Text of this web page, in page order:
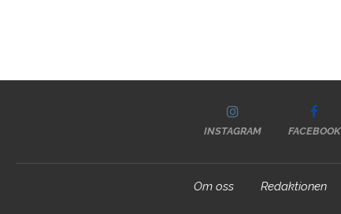
INSTAGRAM FACEBOOK
Om oss Redaktionen